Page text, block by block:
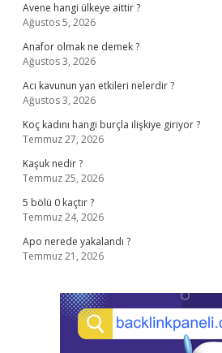
Avene hangi ülkeye aittir ?
Ağustos 5, 2026
Anafor olmak ne demek ?
Ağustos 3, 2026
Acı kavunun yan etkileri nelerdir ?
Ağustos 3, 2026
Koç kadını hangi burçla ilişkiye giriyor ?
Temmuz 27, 2026
Kaşuk nedir ?
Temmuz 25, 2026
5 bölü 0 kaçtır ?
Temmuz 24, 2026
Apo nerede yakalandı ?
Temmuz 21, 2026